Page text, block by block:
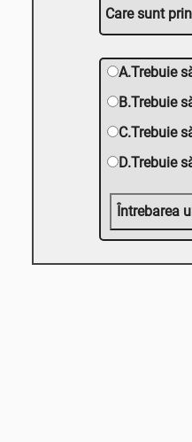
Care sunt
A.Trebuie
B.Trebuie
C.Trebuie
D.Trebuie
Întrebarea